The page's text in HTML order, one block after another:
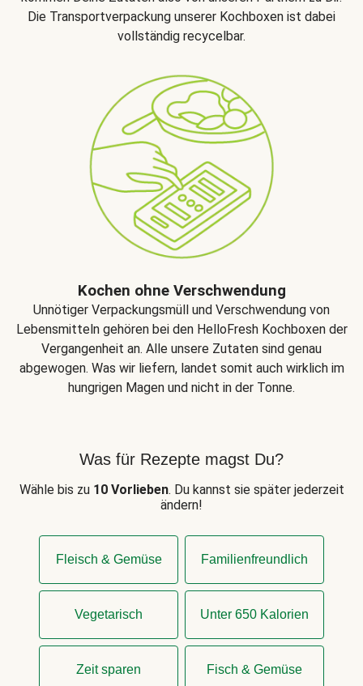
Die Transportverpackung unserer Kochboxen ist dabei
vollständig recycelbar.
Kochen ohne Verschwendung
Unnötiger Verpackungsmüll und Verschwendung von
Lebensmitteln gehören bei den HelloFresh Kochboxen der
Vergangenheit an. Alle unsere Zutaten sind genau
abgewogen. Was wir liefern, landet somit auch wirklich im
hungrigen Magen und nicht in der Tonne.
Was für Rezepte magst Du?
Wähle bis zu 10 Vorlieben. Du kannst sie später jederzeit
ändern!
Fleisch & Gemüse Familienfreundlich
Vegetarisch Unter 650 Kalorien
Zeit sparen Fisch & Gemüse